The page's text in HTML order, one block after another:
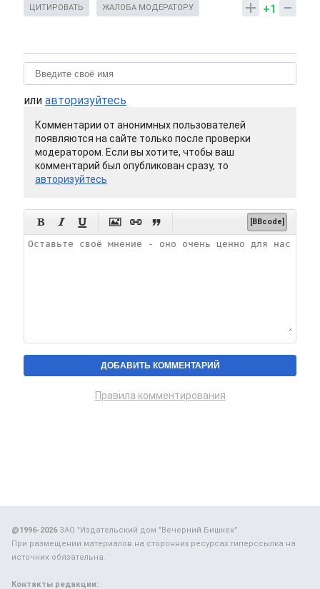
+1
ЦИТИРОВАТЬ ЖАЛОБА МОДЕРАТОРУ
или авторизуйтесь
Комментарии от анонимных пользователей
появляются на сайте только после проверки
модератором. Если вы хотите, чтобы ваш
комментарий был опубликован сразу, то
авторизуйтесь
      [BBcode]
Правила комментирования
@1996-2026ЗАО "Издательский дом "Вечерний Бишкек"
При размещении материалов на сторонних ресурсах гиперссылка на
источник обязательна.
Контакты редакции: